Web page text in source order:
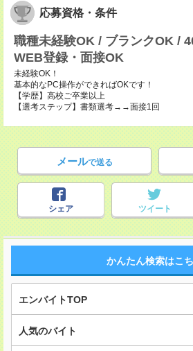
応募資格・条件
職種未経験OK / ブランクOK /
WEB登録・面接OK
未経験OK！
基本的なPC操作ができればOKです！
【学歴】高校ご卒業以上
【選考ステップ】書類選考→→面接1回
メールで送る
シェア ツイート
かんたん検索はこ
エンバイトTOP
人気のバイト